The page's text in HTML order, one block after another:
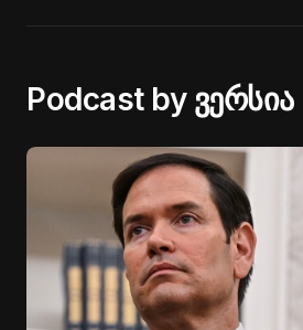
Podcast by ვერსია